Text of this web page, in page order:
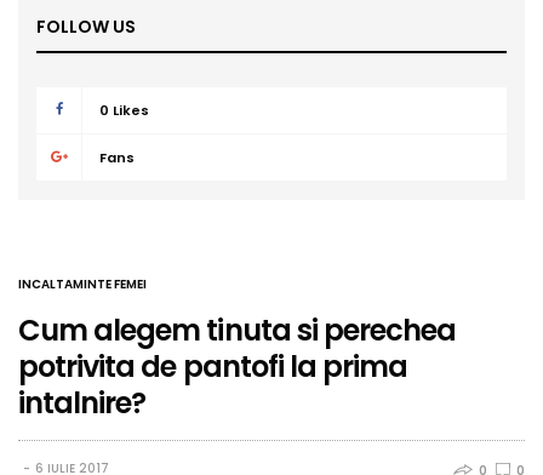
FOLLOW US
0 Likes
Fans
INCALTAMINTE FEMEI
Cum alegem tinuta si perechea
potrivita de pantofi la prima
intalnire?
6 IULIE 2017 0 0